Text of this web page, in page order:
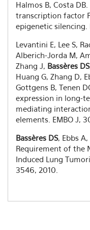
Halmos B, Costa
transcription factor
epigenetic silencing.
Levantini E, Lee S,
Alberich-Jorda M,
Zhang J, Bassères DS
Huang G, Zhang D,
Gottgens B, Tenen
expression in long-
mediating
elements. EMBO J,
Bassères DS, Ebbs
Requirement of the
Induced Lung
3546, 2010.